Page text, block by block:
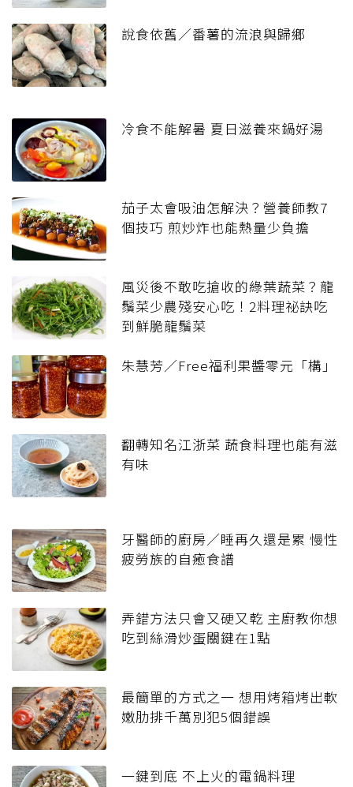
說食依舊／番薯的流浪與歸鄉
冷食不能解暑 夏日滋養來鍋好湯
茄子太會吸油怎解決？營養師教7
個技巧 煎炒炸也能熱量少負擔
風災後不敢吃搶收的綠葉蔬菜？龍
鬚菜少農殘安心吃！2料理祕訣吃
到鮮脆龍鬚菜
朱慧芳／Free福利果醬零元「構」
翻轉知名江浙菜 蔬食料理也能有滋
有味
牙醫師的廚房／睡再久還是累 慢性
疲勞族的自癒食譜
弄錯方法只會又硬又乾 主廚教你想
吃到絲滑炒蛋關鍵在1點
最簡單的方式之一 想用烤箱烤出軟
嫩肋排千萬別犯5個錯誤
一鍵到底 不上火的電鍋料理